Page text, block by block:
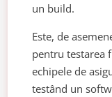
un build.
Este, de
pentru testarea
echipele de
testând un